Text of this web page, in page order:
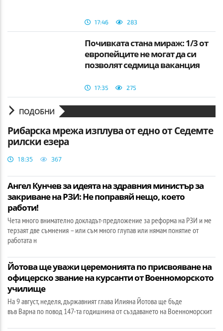
17:46 283
Почивката стана мираж: 1/3 от
европейците не могат да си
позволят седмица ваканция
17:35 275
ПОДОБНИ
Рибарска мрежа изплува от едно от Седемте
рилски езера
18:35 367
Ангел Кунчев за идеята на здравния министър за
закриване на РЗИ: Не поправяй нещо, което
работи!
Чета много внимателно докладът-предложение за реформа на РЗИ и ме
терзаят две съмнения – или съм много глупав или нямам понятие от
работата н
Йотова ще уважи церемонията по присвояване на
офицерско звание на курсанти от Военноморското
училище
На 9 август, неделя, държавният глава Илияна Йотова ще бъде
във Варна по повод 147-та годишнина от създаването на Военноморскит